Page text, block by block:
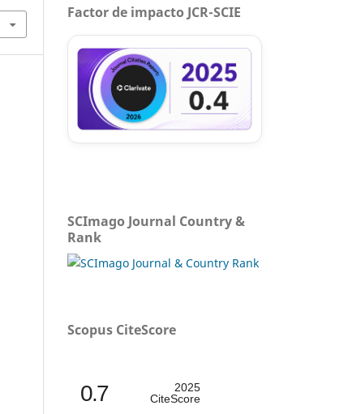
Factor de impacto JCR-SCIE
SCImago Journal Country &
Rank
Scopus CiteScore
0.7
2025
CiteScore